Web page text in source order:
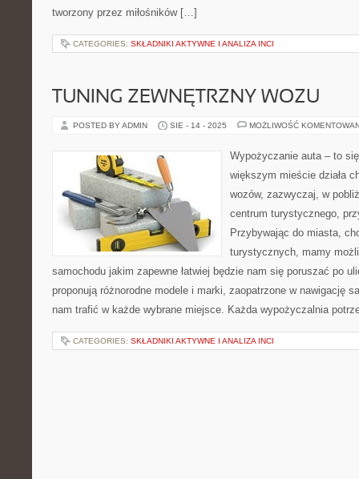
tworzony przez miłośników […]
CATEGORIES: SKŁADNIKI AKTYWNE I ANALIZA INCI
TUNING ZEWNĘTRZNY WOZU
POSTED BY ADMIN SIE - 14 - 2025 MOŻLIWOŚĆ
Wypożyczanie auta – to
większym mieście działa
wozów, zazwyczaj, w
centrum turystycznego,
Przybywając do miasta,
turystycznych, mamy
samochodu jakim zapewne łatwiej będzie nam się poruszać po
proponują różnorodne modele i marki, zaopatrzone w nawigację
nam trafić w każde wybrane miejsce. Każda wypożyczalnia
CATEGORIES: SKŁADNIKI AKTYWNE I ANALIZA INCI